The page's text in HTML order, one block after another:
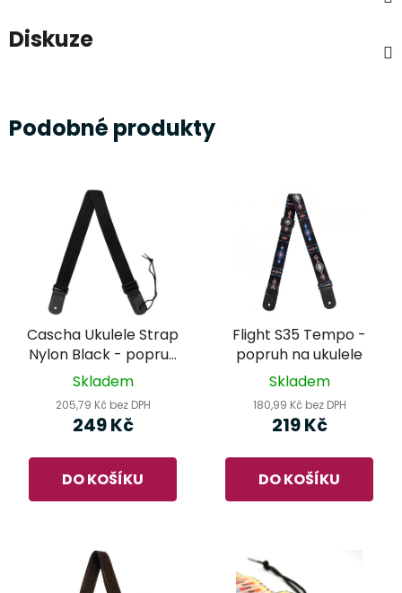
Diskuze
Podobné produkty
Cascha Ukulele Strap
Nylon Black - popruh
na ukulele
Skladem
205,79 Kč bez DPH
249 Kč
DO KOŠÍKU
Flight S35 Tempo -
popruh na ukulele
Skladem
180,99 Kč bez DPH
219 Kč
DO KOŠÍKU